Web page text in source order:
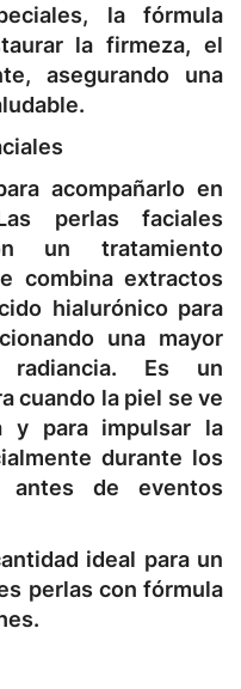
la fórmula
la firmeza, el
asegurando una
acompañarlo en
perlas faciales
un tratamiento
combina extractos
hialurónico para
una mayor
radiancia. Es un
cuando la piel se ve
y para impulsar la
durante los
antes de eventos
ideal para un
perlas con fórmula